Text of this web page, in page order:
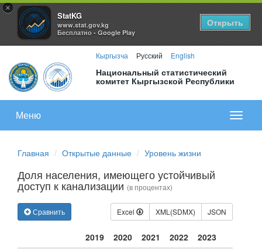
×
StatKG
www.stat.gov.kg
Бесплатно - Google Play
Открыть
Кыргызча Русский English
Национальный статистический
комитет Кыргызской Республики
меню
Меню
Главная Открытые данные Уровень жизни
Доля населения, имеющего устойчивый
доступ к канализации (в процентах)
Сравнить Excel XML(SDMX) JSON
2019 2020 2021 2022
2023